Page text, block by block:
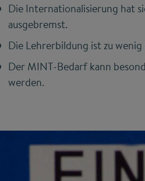
Die Internationalisierung hat
ausgebremst.
Die Lehrerbildung ist zu
Der MINT-Bedarf kann
werden.